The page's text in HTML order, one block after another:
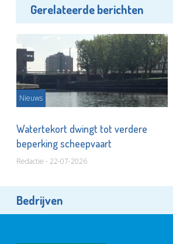
Gerelateerde berichten
Nieuws
Watertekort dwingt tot verdere
beperking scheepvaart
Redactie - 22-07-2026
Bedrijven